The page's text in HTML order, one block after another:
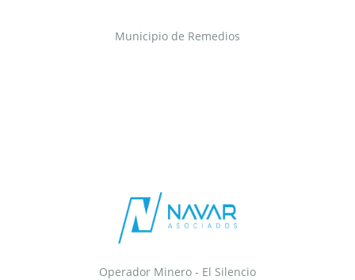
Municipio de Remedios
Operador Minero - El Silencio